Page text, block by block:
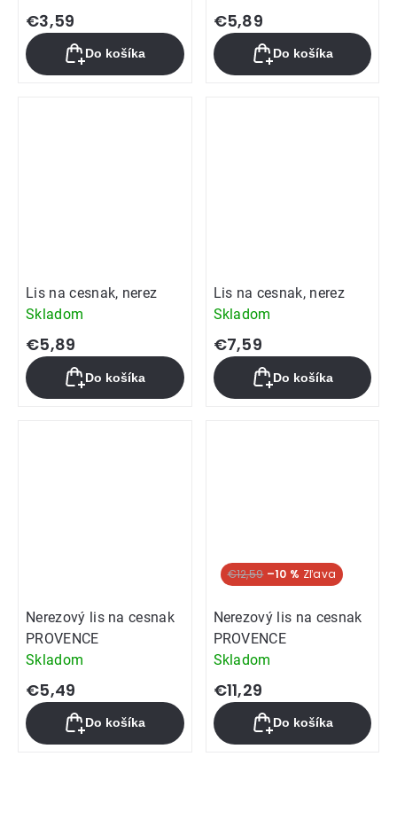
€3,59
Do košíka
€5,89
Do košíka
Lis na cesnak, nerez
Skladom
€5,89
Do košíka
Lis na cesnak, nerez
Skladom
€7,59
Do košíka
Nerezový lis na cesnak
PROVENCE
Skladom
€5,49
Do košíka
€12,59 –10 %
Nerezový lis na cesnak
PROVENCE
Skladom
€11,29
Do košíka